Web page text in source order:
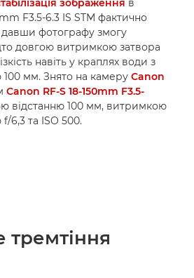
зображення в
F3.5-6.3 IS STM фактично
давши фотографу змогу
довгою витримкою затвора
навіть у краплях води з
мм. Знято на камеру Canon
Canon RF-S 18-150mm F3.5-
відстанню 100 мм, витримкою
6,3 та ISO 500.
тремтіння